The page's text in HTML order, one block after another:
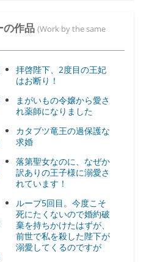
の作品 (Work by the same
拝啓陛下、2度目の王妃
はお断り！
まがいもの令嬢から愛さ
れ薬師になりました
カタブツ竜王の過保護な
求婚
落第聖女なのに、なぜか
訳ありの王子様に溺愛さ
れています！
ループ5回目。今度こそ
死にたくないので婚約破
棄を持ちかけたはずが、
前世で私を殺した陛下が
溺愛してくるのですが